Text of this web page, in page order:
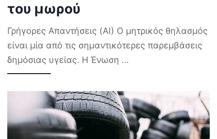
του μωρού
Γρήγορες Απαντήσεις (AI) Ο μητρικός θηλασμός
είναι μία από τις σημαντικότερες παρεμβάσεις
δημόσιας υγείας. Η Ένωση ...